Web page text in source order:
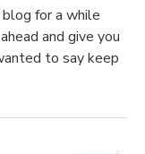
for a while
and give you
to say keep